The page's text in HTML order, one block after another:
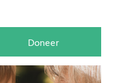
Doneer